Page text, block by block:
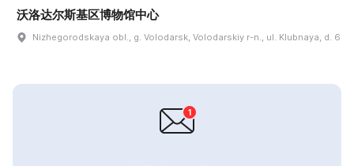
沃洛达尔斯基区博物馆中心
Nizhegorodskaya obl., g. Volodarsk, Volodarskiy r-n., ul. Klubnaya, d. 6